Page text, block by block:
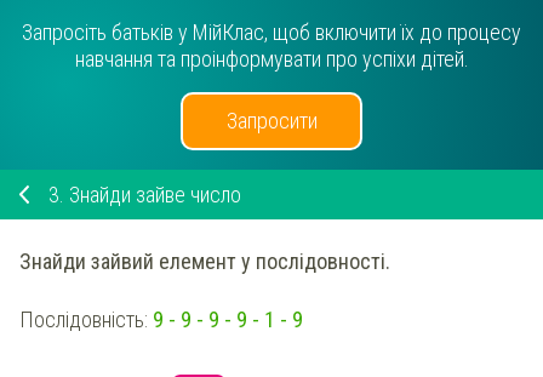
Запросіть батьків у МійКлас, щоб включити їх до процесу
навчання та проінформувати про успіхи дітей.
Запросити
3. Знайди зайве число
Знайди зайвий елемент у послідовності.
Послідовність: 9 - 9 - 9 - 9 - 1 - 9